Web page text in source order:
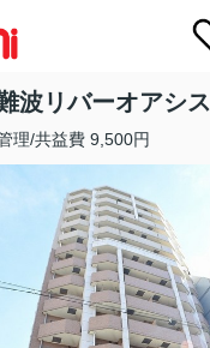
波リバーオアシス
理/共益費 9,500円